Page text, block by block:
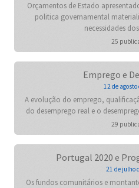
Orçamentos de Estado
politica governamental
necessidades
25
Emprego e
12 de agosto
A evolução do emprego,
do desemprego real e o
29
Portugal 2020 e
21 de julho
Os fundos comunitários e